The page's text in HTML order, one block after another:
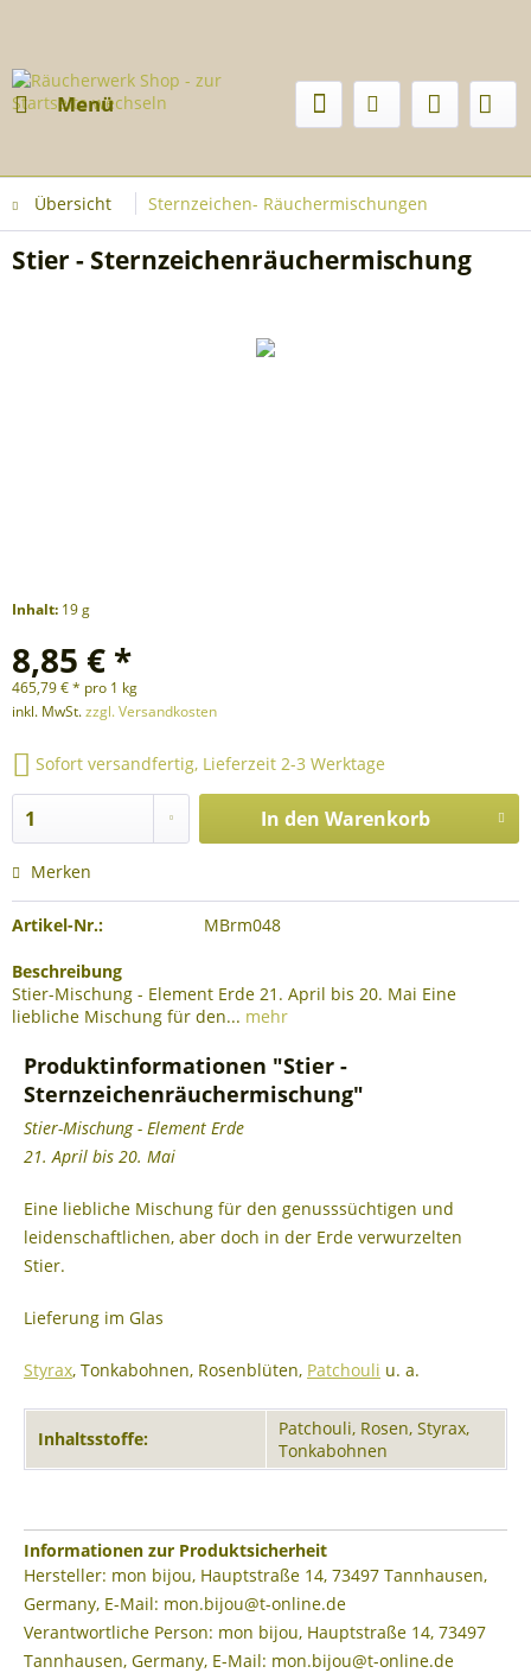
Menü
Übersicht Sternzeichen- Räuchermischungen
Stier - Sternzeichenräuchermischung
Inhalt: 19 g
8,85 € *
465,79 € * pro 1 kg
inkl. MwSt.zzgl. Versandkosten
Sofort versandfertig, Lieferzeit 2-3 Werktage
In den Warenkorb
Merken
Artikel-Nr.: MBrm048
Beschreibung
Stier-Mischung - Element Erde 21. April bis 20. Mai Eine
liebliche Mischung für den... mehr
Produktinformationen "Stier -
Sternzeichenräuchermischung"
Stier-Mischung - Element Erde
21. April bis 20. Mai
Eine liebliche Mischung für den genusssüchtigen und
leidenschaftlichen, aber doch in der Erde verwurzelten
Stier.
Lieferung im Glas
Styrax, Tonkabohnen, Rosenblüten, Patchouli u. a.
Inhaltsstoffe:
Patchouli, Rosen, Styrax,
Tonkabohnen
Informationen zur Produktsicherheit
Hersteller: mon bijou, Hauptstraße 14, 73497 Tannhausen,
Germany, E-Mail: mon.bijou@t-online.de
Verantwortliche Person: mon bijou, Hauptstraße 14, 73497
Tannhausen, Germany, E-Mail: mon.bijou@t-online.de